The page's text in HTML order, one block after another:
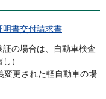
明書交付請求書
の場合は、自動車検査
）
変更された軽自動車の場